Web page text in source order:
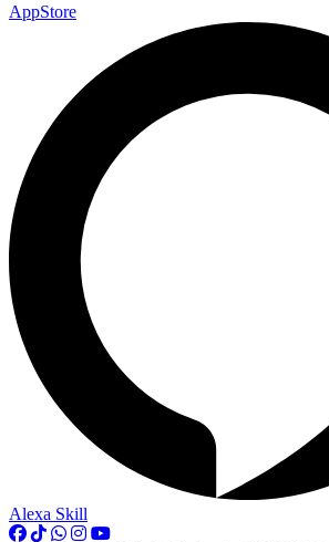
AppStore
Alexa Skill